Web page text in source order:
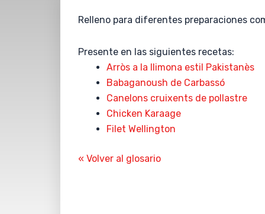
Relleno para diferentes preparaciones
Presente en las siguientes recetas:
Arròs a la llimona estil Pakistanès
Babaganoush de Carbassó
Canelons cruixents de pollastre
Chicken Karaage
Filet Wellington
« Volver al glosario